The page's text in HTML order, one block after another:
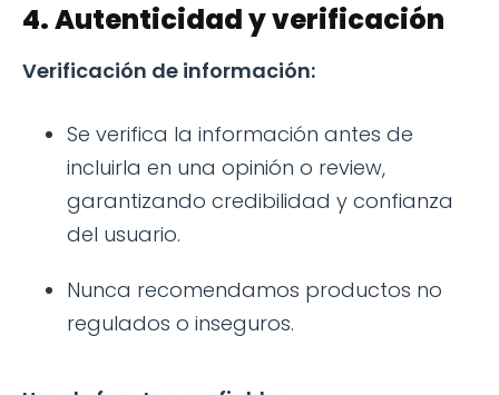
4. Autenticidad y verificación
Verificación de información:
Se verifica la información antes de
incluirla en una opinión o review,
garantizando credibilidad y confianza
del usuario.
Nunca recomendamos productos no
regulados o inseguros.